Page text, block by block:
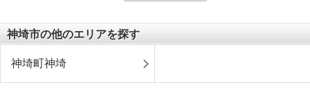
神埼市の他のエリアを探す
神埼町神埼